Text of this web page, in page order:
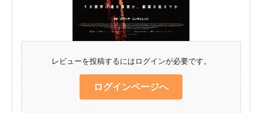
レビューを投稿するにはログインが必要です。
ログインページへ